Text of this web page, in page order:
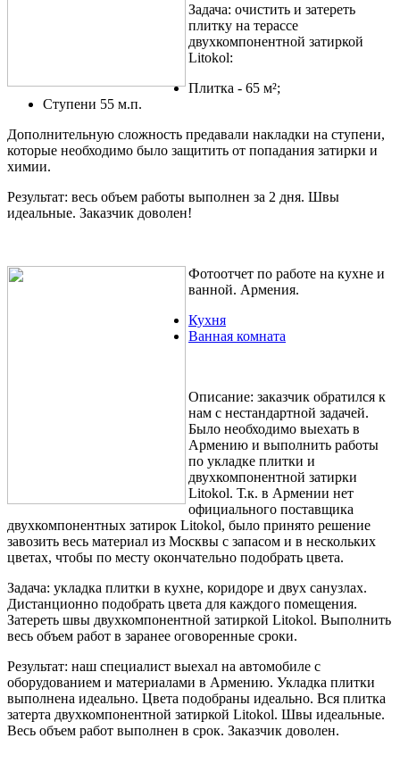
Задача: очистить и затереть
плитку на терассе
двухкомпонентной затиркой
Litokol:
Плитка - 65 м²;
Ступени 55 м.п.
Дополнительную сложность предавали накладки на ступени,
которые необходимо было защитить от попадания затирки и
химии.
Результат: весь объем работы выполнен за 2 дня. Швы
идеальные. Заказчик доволен!
Фотоотчет по работе на кухне и
ванной. Армения.
Кухня
Ванная комната
Описание: заказчик обратился к
нам с нестандартной задачей.
Было необходимо выехать в
Армению и выполнить работы
по укладке плитки и
двухкомпонентной затирки
Litokol. Т.к. в Армении нет
официального поставщика
двухкомпонентных затирок Litokol, было принято решение
завозить весь материал из Москвы с запасом и в нескольких
цветах, чтобы по месту окончательно подобрать цвета.
Задача: укладка плитки в кухне, коридоре и двух санузлах.
Дистанционно подобрать цвета для каждого помещения.
Затереть швы двухкомпонентной затиркой Litokol. Выполнить
весь объем работ в заранее оговоренные сроки.
Результат: наш специалист выехал на автомобиле с
оборудованием и материалами в Армению. Укладка плитки
выполнена идеально. Цвета подобраны идеально. Вся плитка
затерта двухкомпонентной затиркой Litokol. Швы идеальные.
Весь объем работ выполнен в срок. Заказчик доволен.